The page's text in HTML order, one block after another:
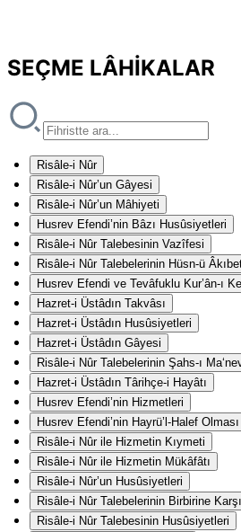
SEÇME LÂHİKALAR
Risâle-i Nûr
Risâle-i Nûr’un Gâyesi
Risâle-i Nûr’un Mâhiyeti
Husrev Efendi’nin Bâzı Husûsiyetleri
Risâle-i Nûr Talebesinin Vazîfesi
Risâle-i Nûr Talebelerinin Hüsn-ü
Husrev Efendi ve Tevâfuklu Kur’ân-ı
Hazret-i Üstâdın Takvâsı
Hazret-i Üstâdın Husûsiyetleri
Hazret-i Üstâdın Gâyesi
Risâle-i Nûr Talebelerinin Şahs-ı
Hazret-i Üstâdın Târihçe-i Hayâtı
Husrev Efendi’nin Hizmetleri
Husrev Efendi’nin Hayrü’l-Halef Olması
Risâle-i Nûr ile Hizmetin Kıymeti
Risâle-i Nûr ile Hizmetin Mükâfâtı
Risâle-i Nûr’un Husûsiyetleri
Risâle-i Nûr Talebelerinin Birbirine
Risâle-i Nûr Talebesinin Husûsiyetleri